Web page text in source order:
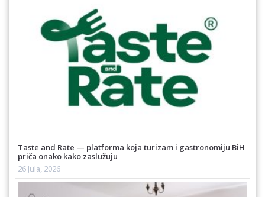
Taste and Rate — platforma koja turizam i gastronomiju BiH
priča onako kako zaslužuju
26 Jula, 2026